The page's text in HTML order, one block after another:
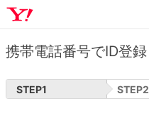
携帯電話番号でID登録
STEP1 STEP2